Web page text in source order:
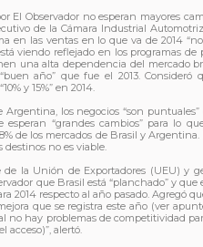
El Observador no esperan mayores
de la Cámara Industrial
en las ventas en lo que va de 2014
viendo reflejado en los programas de
una alta dependencia del mercado
año” que fue el 2013.
y 15%” en 2014.
Argentina, los negocios “son
“grandes cambios” para lo
de los mercados de Brasil y
destinos no es viable.
de la Unión de Exportadores (UEU) y
que Brasil está “planchado” y
2014 respecto al año pasado. Agregó
que se registra este año (ver
no hay problemas de competitividad
acceso)”, alertó.